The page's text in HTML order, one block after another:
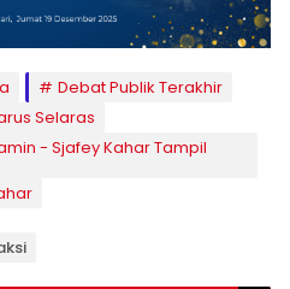
Debat Publik Terakhir
Selaras
- Sjafey Kahar Tampil